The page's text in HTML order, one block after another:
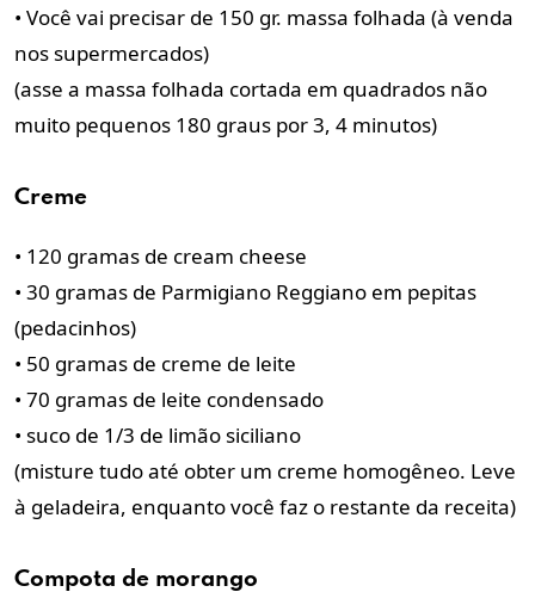
• Você vai precisar de 150 gr. massa folhada (à venda
nos supermercados)
(asse a massa folhada cortada em quadrados não
muito pequenos 180 graus por 3, 4 minutos)
Creme
• 120 gramas de cream cheese
• 30 gramas de Parmigiano Reggiano em pepitas
(pedacinhos)
• 50 gramas de creme de leite
• 70 gramas de leite condensado
• suco de 1/3 de limão siciliano
(misture tudo até obter um creme homogêneo. Leve
à geladeira, enquanto você faz o restante da receita)
Compota de morango